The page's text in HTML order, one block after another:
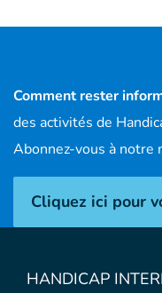
Comment rester
des activités de
Abonnez-vous à notre
Cliquez ici pour
HANDICAP